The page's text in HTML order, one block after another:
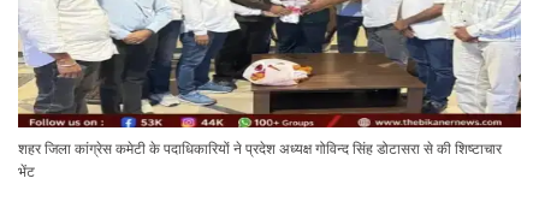
शहर जिला कांग्रेस कमेटी के पदाधिकारियों ने प्रदेश अध्यक्ष गोविन्द सिंह डोटासरा से की शिष्टाचार
भेंट